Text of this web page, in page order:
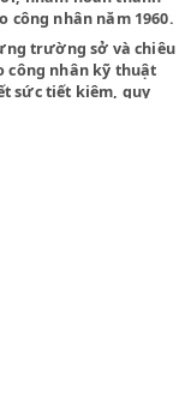
phủ yêu cầu các
cần căn cứ vào
phủ và tinh